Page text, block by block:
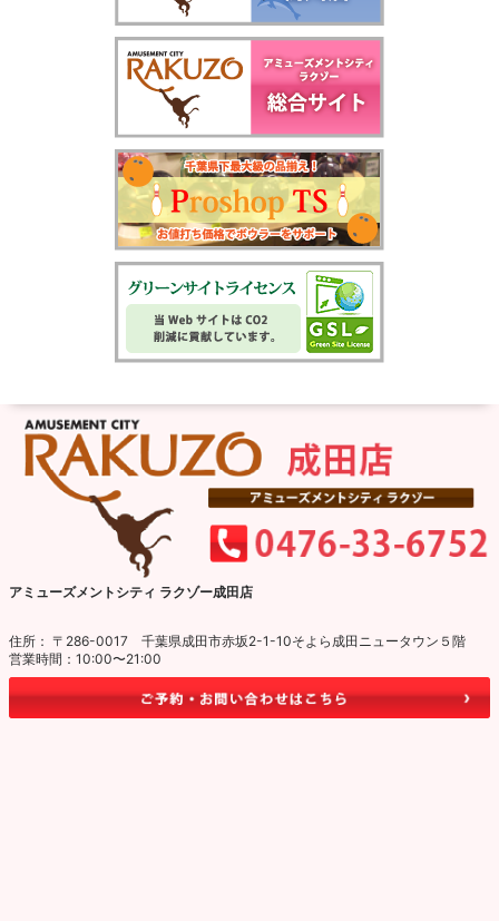
アミューズメントシティ ラクゾー成田店
住所： 〒286-0017 千葉県成田市赤坂2-1-10そよら成田ニュータウン５階
営業時間：10:00〜21:00